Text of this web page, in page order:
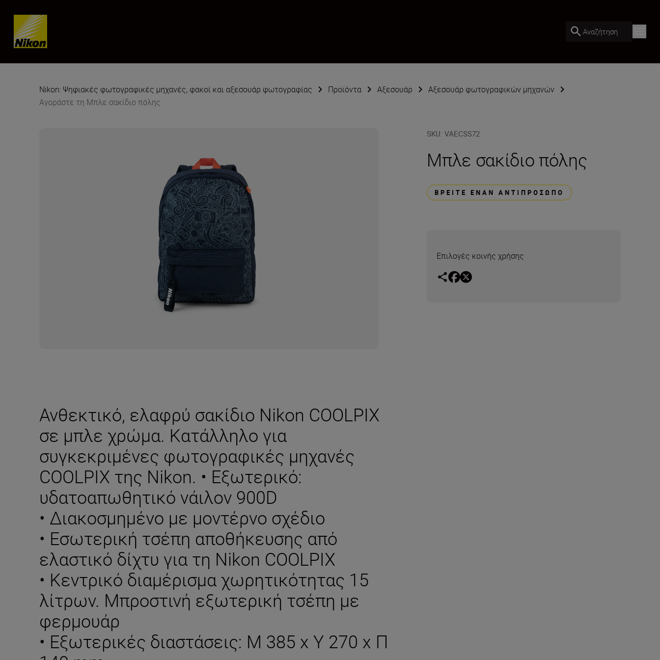
Skip content
Αναζήτηση
Nikon: Ψηφιακές φωτογραφικές μηχανές, φακοί και αξεσουάρ φωτογραφίας Προϊόντα Αξεσουάρ
Αξεσουάρ φωτογραφικών μηχανών
Αγοράστε τη Μπλε σακίδιο πόλης
SKU:VAECSS72
Μπλε σακίδιο πόλης
ΒΡΕΊΤΕ ΈΝΑΝ ΑΝΤΙΠΡΌΣΩΠΟ
Επιλογές κοινής χρήσης
Ανθεκτικό, ελαφρύ σακίδιο Nikon COOLPIX
σε μπλε χρώμα. Κατάλληλο για
συγκεκριμένες φωτογραφικές μηχανές
COOLPIX της Nikon. • Εξωτερικό:
υδατοαπωθητικό νάιλον 900D
• Διακοσμημένο με μοντέρνο σχέδιο
• Εσωτερική τσέπη αποθήκευσης από
ελαστικό δίχτυ για τη Nikon COOLPIX
• Κεντρικό διαμέρισμα χωρητικότητας 15
λίτρων. Μπροστινή εξωτερική τσέπη με
φερμουάρ
• Εξωτερικές διαστάσεις: M 385 x Y 270 x Π